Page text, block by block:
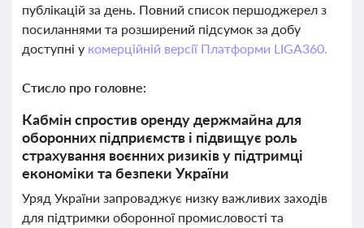
публікацій за день. Повний список першоджерел з
посиланнями та розширений підсумок за добу
доступні у комерційній версії Платформи LIGA360.
Стисло про головне:
Кабмін спростив оренду держмайна для
оборонних підприємств і підвищує роль
страхування воєнних ризиків у підтримці
економіки та безпеки України
Уряд України запроваджує низку важливих заходів
для підтримки оборонної промисловості та